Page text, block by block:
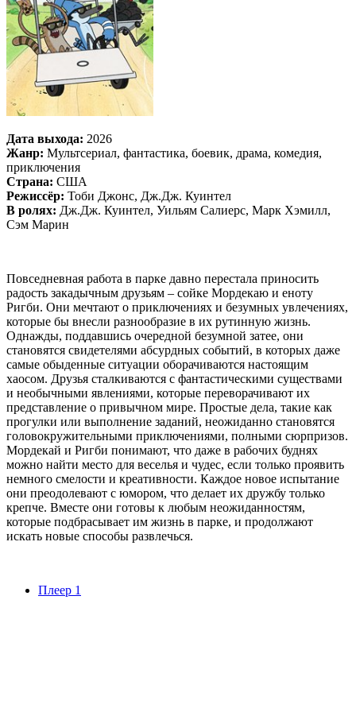
Дата выхода: 2026
Жанр: Мультсериал, фантастика, боевик, драма, комедия,
приключения
Страна: США
Режиссёр: Тоби Джонс, Дж.Дж. Куинтел
В ролях: Дж.Дж. Куинтел, Уильям Салиерс, Марк Хэмилл,
Сэм Марин
Повседневная работа в парке давно перестала приносить
радость закадычным друзьям – сойке Мордекаю и еноту
Ригби. Они мечтают о приключениях и безумных увлечениях,
которые бы внесли разнообразие в их рутинную жизнь.
Однажды, поддавшись очередной безумной затее, они
становятся свидетелями абсурдных событий, в которых даже
самые обыденные ситуации оборачиваются настоящим
хаосом. Друзья сталкиваются с фантастическими существами
и необычными явлениями, которые переворачивают их
представление о привычном мире. Простые дела, такие как
прогулки или выполнение заданий, неожиданно становятся
головокружительными приключениями, полными сюрпризов.
Мордекай и Ригби понимают, что даже в рабочих буднях
можно найти место для веселья и чудес, если только проявить
немного смелости и креативности. Каждое новое испытание
они преодолевают с юмором, что делает их дружбу только
крепче. Вместе они готовы к любым неожиданностям,
которые подбрасывает им жизнь в парке, и продолжают
искать новые способы развлечься.
Плеер 1